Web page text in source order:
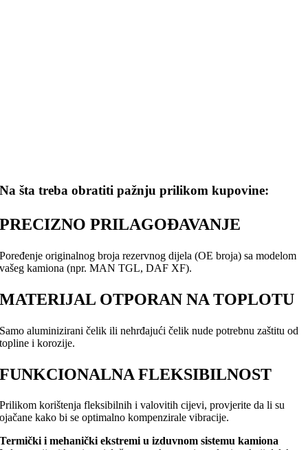
Na šta treba obratiti pažnju prilikom kupovine:
PRECIZNO PRILAGOĐAVANJE
Poređenje originalnog broja rezervnog dijela (OE broja) sa modelom
vašeg kamiona (npr. MAN TGL, DAF XF).
MATERIJAL OTPORAN NA TOPLOTU
Samo aluminizirani čelik ili nehrđajući čelik nude potrebnu zaštitu od
topline i korozije.
FUNKCIONALNA FLEKSIBILNOST
Prilikom korištenja fleksibilnih i valovitih cijevi, provjerite da li su
ojačane kako bi se optimalno kompenzirale vibracije.
Termički i mehanički ekstremi u izduvnom sistemu kamiona